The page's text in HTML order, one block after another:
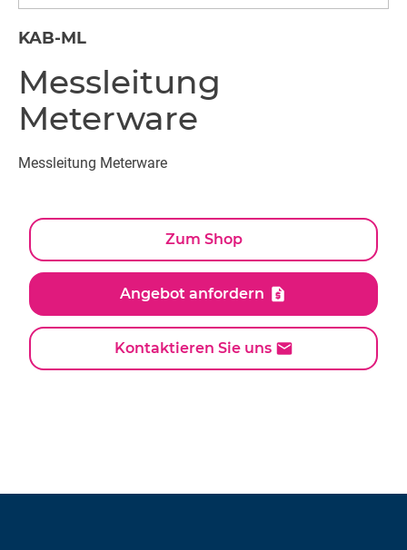
KAB-ML
Messleitung
Meterware
Messleitung Meterware
Zum Shop
Angebot anfordern
Kontaktieren Sie uns
keyboard_arrow_down